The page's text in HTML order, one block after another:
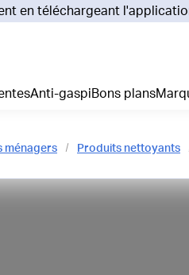
en téléchargeant
Anti-gaspi Bons plans
ménagers Produits nettoyants